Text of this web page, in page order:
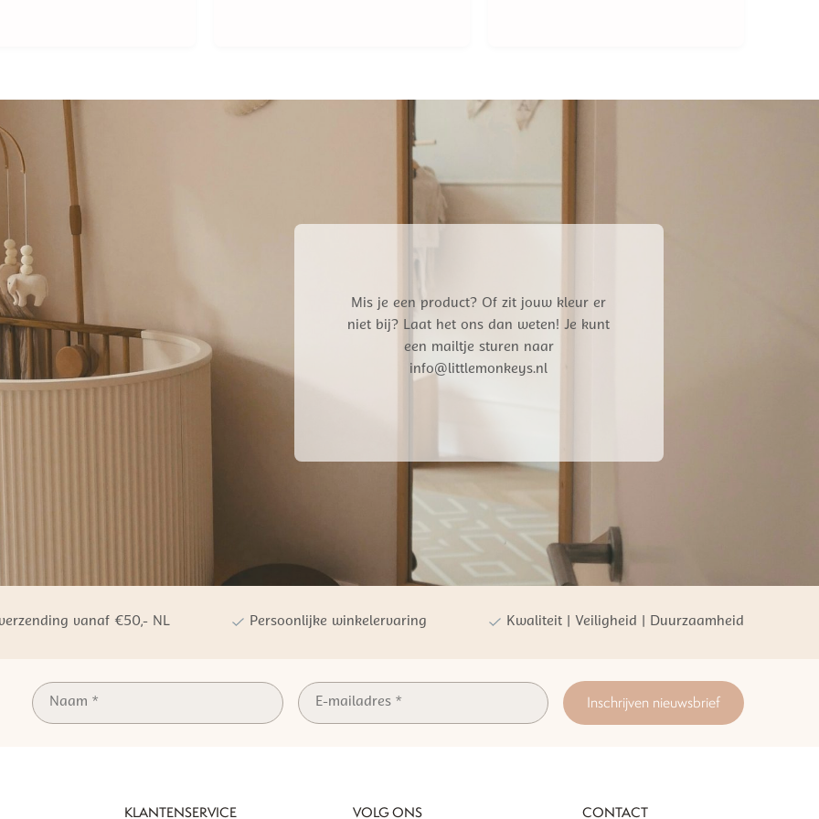
€ 15,95.€ 12,76.
€ 34,95.€ 27,96.
Mis je een product? Of zit jouw kleur er
niet bij? Laat het ons dan weten! Je kunt
een mailtje sturen naar
info@littlemonkeys.nl
vanaf €50,- NL Persoonlijke winkelervaring Kwaliteit | Veiligheid | Duurzaamheid
Inschrijven nieuwsbrief
KLANTENSERVICE VOLG ONS CONTACT